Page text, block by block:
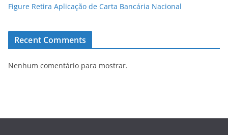
Figure Retira Aplicação de Carta Bancária Nacional
Recent Comments
Nenhum comentário para mostrar.